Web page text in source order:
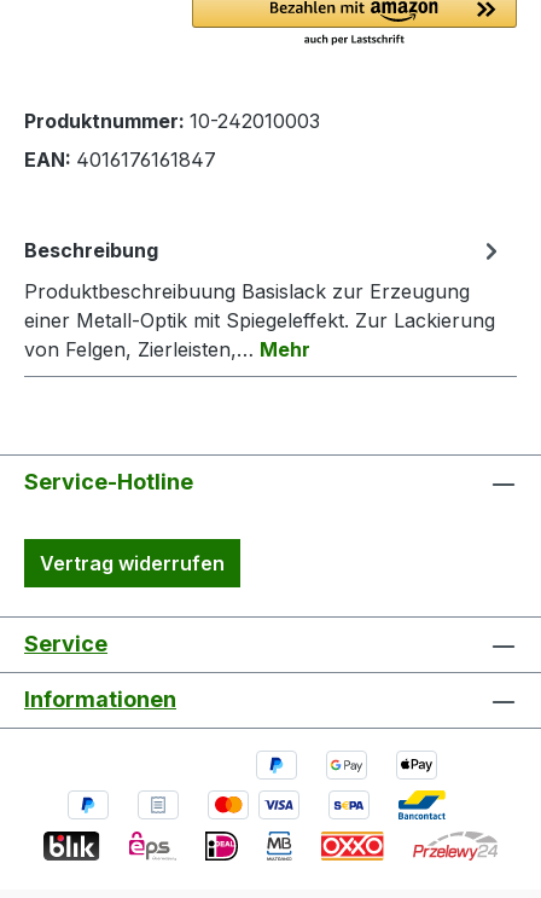
Produktnummer: 10-242010003
EAN: 4016176161847
Beschreibung
Produktbeschreibuung Basislack zur Erzeugung
einer Metall-Optik mit Spiegeleffekt. Zur Lackierung
von Felgen, Zierleisten,… Mehr
Service-Hotline
Vertrag widerrufen
Service
Informationen